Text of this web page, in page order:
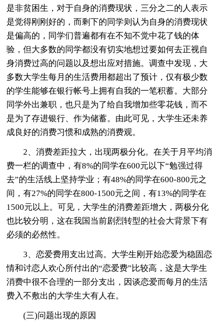
是非贫困生，对于自身的消费现状，三分之二的人表示
是觉得刚刚好的，而剩下的同学则认为自身的消费现状
是偏高的，同学们普遍都有在不知不觉中花了钱的体
验，但大多数的同学都没有切实地想过要如何去正视自
身消费过高的问题以及想出应对措施。调查中发现，大
多数大学生每月的生活费用都超出了预计，仅有极少数
的学生能够在银行帐号上拥有自我的一笔积蓄。大部分
同学外出兼职，也只是为了给自我增加些零花钱，而不
是为了存进银行、作为储蓄。由此可见，大学生还未养
成良好的消费习惯和成熟的消费观。
2、消费差距拉大，出现两极分化。在关于月平均消
费一栏的调查中，有8%的同学在600元以下“勉强过得
去”的生活线上坚持学业；有48%的同学在600-800元之
间，有27%的同学在800-1500元之间，有13%的同学在
1500元以上。可见，大学生的消费差距增大，两极分化
也比较分明，这在我国当前剧烈转型的社会大背景下有
必须的必然性。
3、恋爱费用支出过高。大学生刚开始恋爱为稳固恋
情和讨恋人欢心所付出的“恋爱费”比较高，这是大学生
消费中很不合理的一部分支出，因谈恋爱而每月的生活
费入不敷出的大学生大有人在。
(三)问题出现的原因